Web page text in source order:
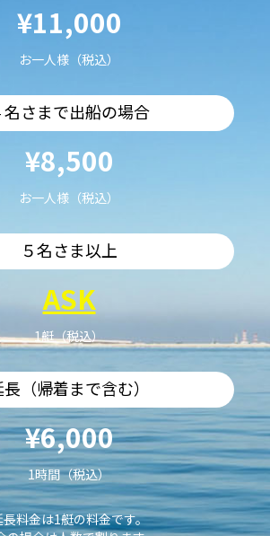
¥11,000
お一人様（税込）
名さまで出船の場合
¥8,500
お一人様（税込）
５名さま以上
ASK
1艇（税込）
（帰着まで含む）
¥6,000
1時間（税込）
長料金は1艇の料金です。